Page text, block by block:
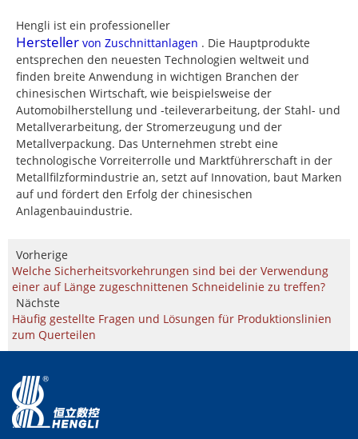
Hengli ist ein professioneller
Hersteller von Zuschnittanlagen . Die Hauptprodukte
entsprechen den neuesten Technologien weltweit und
finden breite Anwendung in wichtigen Branchen der
chinesischen Wirtschaft, wie beispielsweise der
Automobilherstellung und -teileverarbeitung, der Stahl- und
Metallverarbeitung, der Stromerzeugung und der
Metallverpackung. Das Unternehmen strebt eine
technologische Vorreiterrolle und Marktführerschaft in der
Metallfilzformindustrie an, setzt auf Innovation, baut Marken
auf und fördert den Erfolg der chinesischen
Anlagenbauindustrie.
Vorherige
Welche Sicherheitsvorkehrungen sind bei der Verwendung
einer auf Länge zugeschnittenen Schneidelinie zu treffen?
Nächste
Häufig gestellte Fragen und Lösungen für Produktionslinien
zum Querteilen